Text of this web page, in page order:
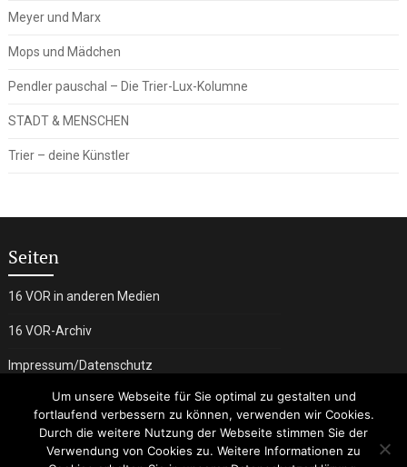
Meyer und Marx
Mops und Mädchen
Pendler pauschal – Die Trier-Lux-Kolumne
STADT & MENSCHEN
Trier – deine Künstler
Seiten
16 VOR in anderen Medien
16 VOR-Archiv
Impressum/Datenschutz
Um unsere Webseite für Sie optimal zu gestalten und
fortlaufend verbessern zu können, verwenden wir Cookies.
Durch die weitere Nutzung der Webseite stimmen Sie der
Verwendung von Cookies zu. Weitere Informationen zu